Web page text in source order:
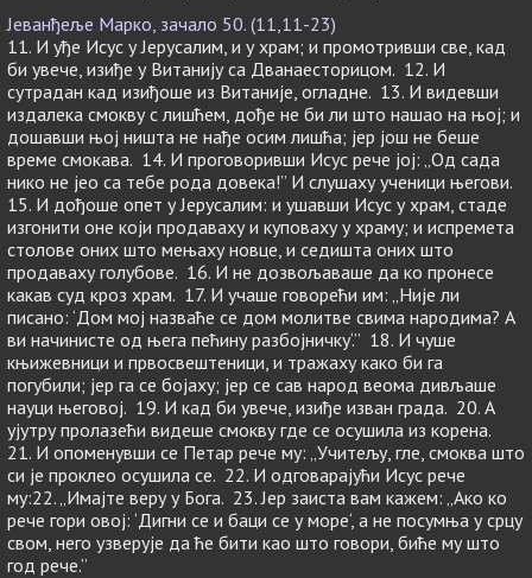
Јеванђеље Марко, зачало 50. (11,11-23)
11. И уђе Исус у Јерусалим, и у храм; и промотривши све, кад
би увече, изиђе у Витанију са Дванаесторицом. 12. И
сутрадан кад изиђоше из Витаније, огладне. 13. И видевши
издалека смокву с лишћем, дође не би ли што нашао на њој; и
дошавши њој ништа не нађе осим лишћа; јер још не беше
време смокава. 14. И проговоривши Исус рече јој: „Од сада
нико не јео са тебе рода довека!” И слушаху ученици његови.
15. И дођоше опет у Јерусалим: и ушавши Исус у храм, стаде
изгонити оне који продаваху и куповаху у храму; и испремета
столове оних што мењаху новце, и седишта оних што
продаваху голубове. 16. И не дозвољаваше да ко пронесе
какав суд кроз храм. 17. И учаше говорећи им: „Није ли
писано: ‘Дом мој назваће се дом молитве свима народима? А
ви начинисте од њега пећину разбојничку‘.” 18. И чуше
књижевници и првосвештеници, и тражаху како би га
погубили; јер га се бојаху; јер се сав народ веома дивљаше
науци његовој. 19. И кад би увече, изиђе изван града. 20. А
ујутру пролазећи видеше смокву где се осушила из корена.
21. И опоменувши се Петар рече му: „Учитељу, гле, смоква што
си је проклео осушила се. 22. И одговарајући Исус рече
му:22. „Имајте веру у Бога. 23. Јер заиста вам кажем: „Ако ко
рече гори овој: ‘Дигни се и баци се у море‘, а не посумња у срцу
свом, него узверује да ће бити као што говори, биће му што
год рече.”